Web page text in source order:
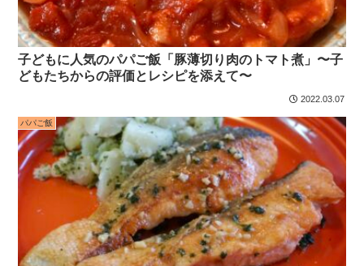
子どもに人気のパパご飯「豚薄切り肉のトマト煮」〜子
どもたちからの評価とレシピを添えて〜
2022.03.07
パパご飯